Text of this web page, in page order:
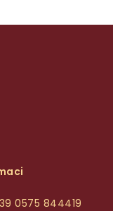
0575 844419